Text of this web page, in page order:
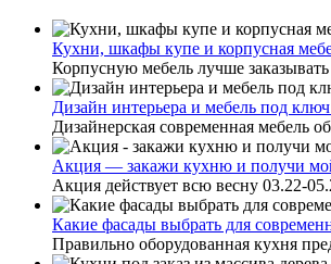
Кухни, шкафы купе и корпусная
Корпусную мебель лучше
Дизайн интерьера и мебель под
Дизайнерская современная мебель
Акция — закажи кухню и получи
Акция действует всю весну 03.22-
Какие фасады выбрать для
Правильно оборудованная кухня